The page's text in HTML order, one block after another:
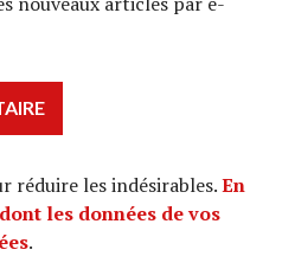
réduire les indésirables.En
les données de vos
.